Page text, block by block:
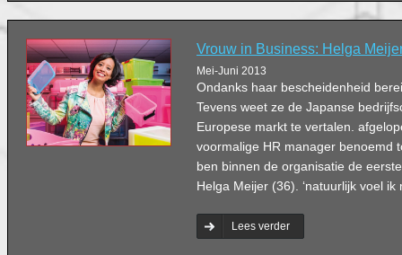
Vrouw in Business: Helga
Mei-Juni 2013
Ondanks haar bescheidenheid
Tevens weet ze de Japanse
Europese markt te vertalen.
voormalige HR manager benoemd
ben binnen de organisatie de
Helga Meijer (36). ‘natuurlijk voel ik
Lees verder